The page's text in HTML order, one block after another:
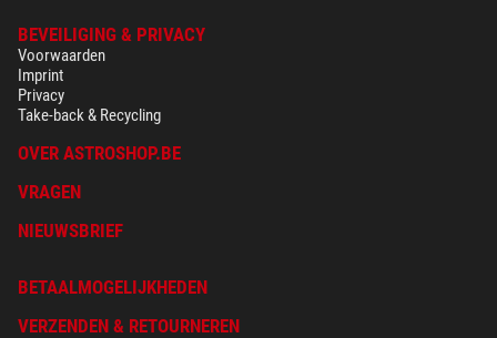
BEVEILIGING & PRIVACY
Voorwaarden
Imprint
Privacy
Take-back & Recycling
OVER ASTROSHOP.BE
VRAGEN
NIEUWSBRIEF
BETAALMOGELIJKHEDEN
VERZENDEN & RETOURNEREN